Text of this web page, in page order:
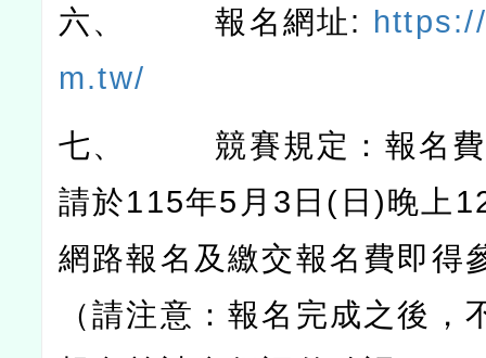
六、
報名網址:
m.tw/
七、
競賽規定：報名
請於115年5 月 3 日 ( 日 )晚上
網路報名及繳交報名費即得
（請注意：報名完成之後，